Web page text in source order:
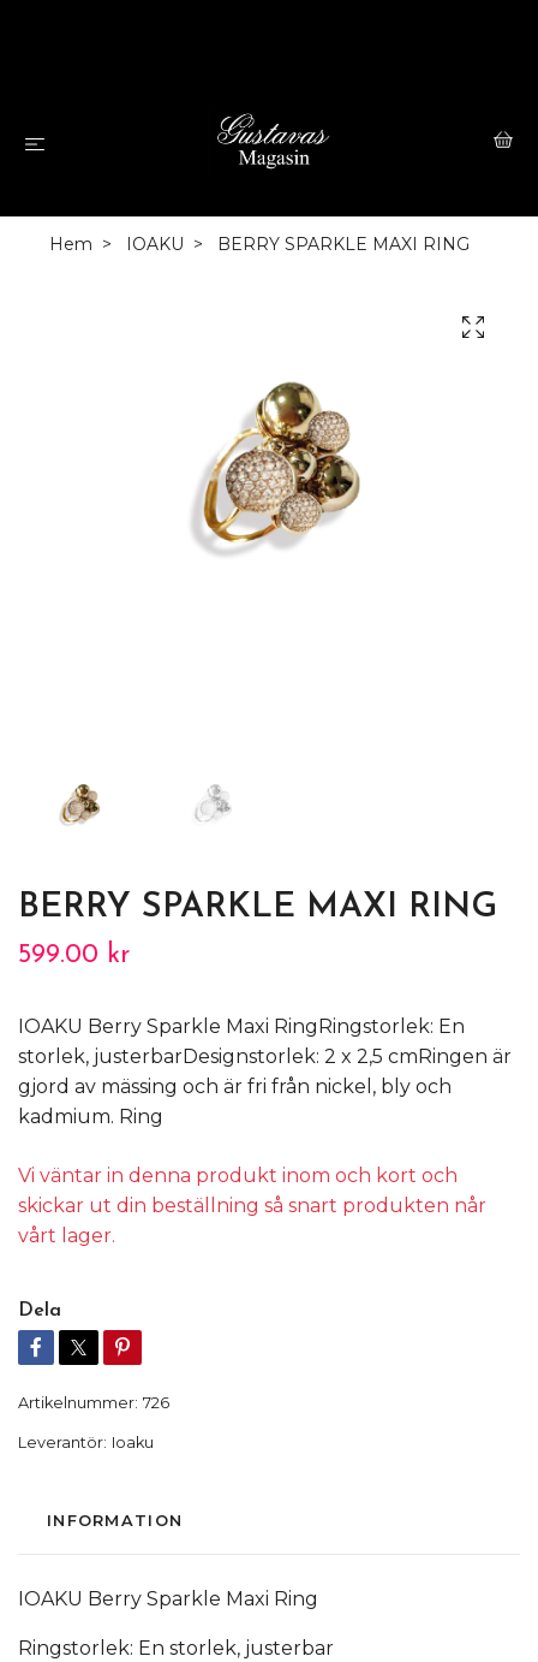
Hem IOAKU BERRY SPARKLE MAXI RING
BERRY SPARKLE MAXI RING
599.00 kr
IOAKU Berry Sparkle Maxi RingRingstorlek: En
storlek, justerbarDesignstorlek: 2 x 2,5 cmRingen är
gjord av mässing och är fri från nickel, bly och
kadmium. Ring
Vi väntar in denna produkt inom och kort och
skickar ut din beställning så snart produkten når
vårt lager.
Dela
Artikelnummer: 726
Leverantör: Ioaku
INFORMATION
IOAKU Berry Sparkle Maxi Ring
Ringstorlek: En storlek, justerbar